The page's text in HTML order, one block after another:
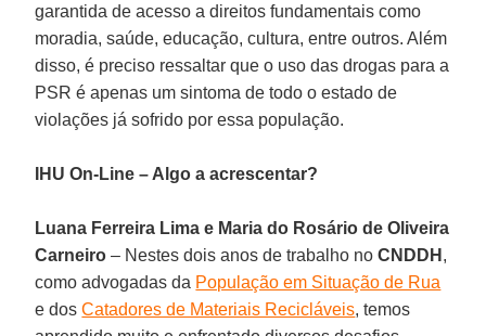
garantida de acesso a direitos fundamentais como
moradia, saúde, educação, cultura, entre outros. Além
disso, é preciso ressaltar que o uso das drogas para a
PSR é apenas um sintoma de todo o estado de
violações já sofrido por essa população.
IHU On-Line – Algo a acrescentar?
Luana Ferreira Lima e Maria do Rosário de Oliveira
Carneiro – Nestes dois anos de trabalho noCNDDH ,
como advogadas da População em Situação de Rua
e dosCatadores de Materiais Recicláveis, temos